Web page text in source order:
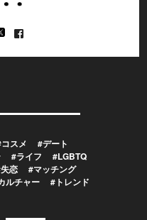
スメ
#デート
#ライフ
#LGBTQ
恋
#マッチング
ルチャー #トレンド